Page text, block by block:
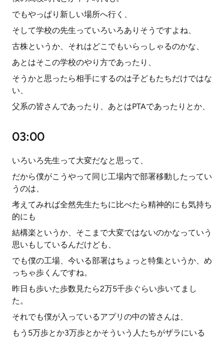
でもやっぱり新しい場所へ行く、
そして学校の先生っていろいろありそうですよね、
古株というか、それはどこでもいらっしゃるのかな、
あとはそこの学校のやり方であったり、
そうかと思ったら相手にするのは子どもたちだけではな
い、
父系の皆さんであったり、あとはPTAであったりとか、
03:00
いろいろ先生って大変だなと思って、
だから僕がこうやって同じ工場内で部署移動したってい
うのは、
考えてみれば全然先生たちに比べたら精神的にも気持ち
的にも
結構楽というか、そこまで大変ではないのかなっていう
思いもしているんだけども、
でも僕の工場、今いる部署はちょっと特集というか、め
っちゃ歩くんですね。
昨日も歩いた歩数見たら2万5千歩ぐらい歩いてまし
た。
それでも僕が入っているアプリの中の皆さんは、
もう5万歩とか3万歩とかそういう人たちがザラにいる